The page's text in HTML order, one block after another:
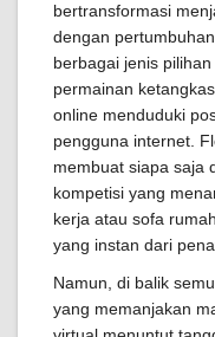
bertransformasi
dengan
berbagai jenis
permainan
online menduduki
pengguna internet.
membuat siapa saja
kompetisi yang
kerja atau sofa
yang instan dari
Namun, di balik
yang memanjakan